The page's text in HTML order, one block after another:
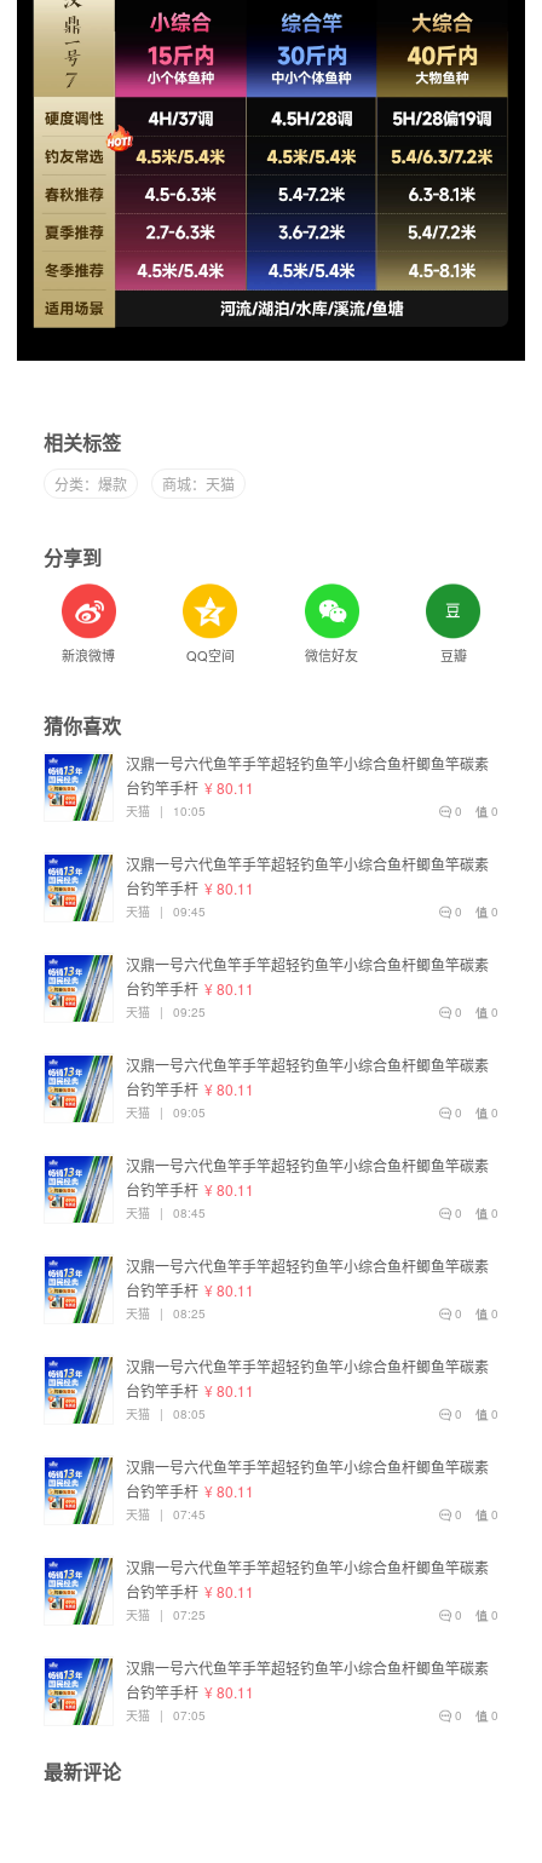
相关标签
分类：爆款 商城：天猫
分享到
新浪微博 QQ空间 微信好友 豆瓣
猜你喜欢
汉鼎一号六代鱼竿手竿超轻钓鱼竿小综合鱼杆鲫鱼竿碳素
台钓竿手杆 ¥ 80.11
0
0
天猫 | 10:05
汉鼎一号六代鱼竿手竿超轻钓鱼竿小综合鱼杆鲫鱼竿碳素
台钓竿手杆 ¥ 80.11
0
0
天猫 | 09:45
汉鼎一号六代鱼竿手竿超轻钓鱼竿小综合鱼杆鲫鱼竿碳素
台钓竿手杆 ¥ 80.11
0
0
天猫 | 09:25
汉鼎一号六代鱼竿手竿超轻钓鱼竿小综合鱼杆鲫鱼竿碳素
台钓竿手杆 ¥ 80.11
0
0
天猫 | 09:05
汉鼎一号六代鱼竿手竿超轻钓鱼竿小综合鱼杆鲫鱼竿碳素
台钓竿手杆 ¥ 80.11
0
0
天猫 | 08:45
汉鼎一号六代鱼竿手竿超轻钓鱼竿小综合鱼杆鲫鱼竿碳素
台钓竿手杆 ¥ 80.11
0
0
天猫 | 08:25
汉鼎一号六代鱼竿手竿超轻钓鱼竿小综合鱼杆鲫鱼竿碳素
台钓竿手杆 ¥ 80.11
0
0
天猫 | 08:05
汉鼎一号六代鱼竿手竿超轻钓鱼竿小综合鱼杆鲫鱼竿碳素
台钓竿手杆 ¥ 80.11
0
0
天猫 | 07:45
汉鼎一号六代鱼竿手竿超轻钓鱼竿小综合鱼杆鲫鱼竿碳素
台钓竿手杆 ¥ 80.11
0
0
天猫 | 07:25
汉鼎一号六代鱼竿手竿超轻钓鱼竿小综合鱼杆鲫鱼竿碳素
台钓竿手杆 ¥ 80.11
0
0
天猫 | 07:05
最新评论